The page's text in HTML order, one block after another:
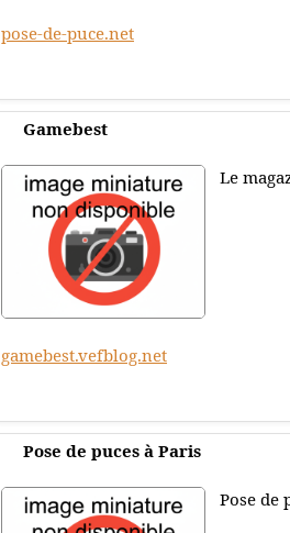
pose-de-puce.net
Gamebest
Le
gamebest.vefblog.net
Pose de puces à Paris
Pose de